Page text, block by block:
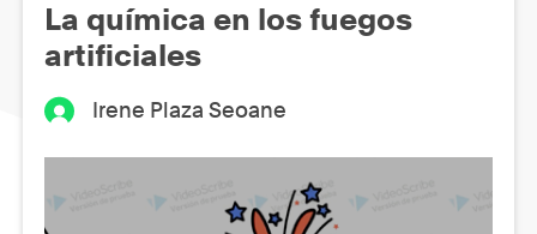
La química en los fuegos
artificiales
Irene Plaza Seoane